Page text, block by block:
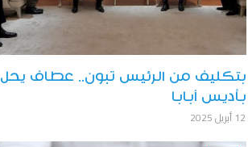
بتكليف من الرئيس تبون.. عطاف يحل
بأديس أبابا
12 أبريل 2025